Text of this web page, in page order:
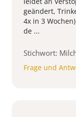
geändert,
4x in 3
de ...
Stichwort:
Frage und